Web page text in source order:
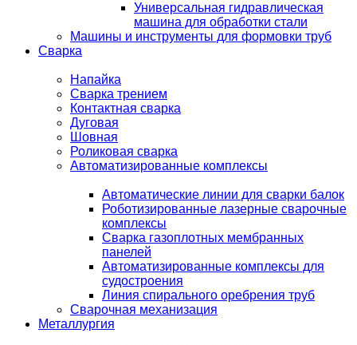
Универсальная гидравлическая
машина для обработки стали
Машины и инструменты для формовки труб
Сварка
Напайка
Сварка трением
Контактная сварка
Дуговая
Шовная
Роликовая сварка
Автоматизированные комплексы
Автоматические линии для сварки балок
Роботизированные лазерные сварочные
комплексы
Сварка газоплотных мембранных
панелей
Автоматизированные комплексы для
судостроения
Линия спирального оребрения труб
Сварочная механизация
Металлургия